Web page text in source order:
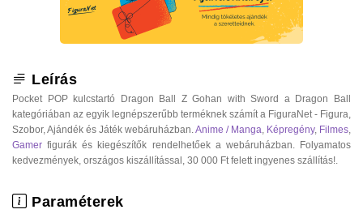
Leírás
Pocket POP kulcstartó Dragon Ball Z Gohan with Sword a Dragon Ball
kategóriában az egyik legnépszerűbb terméknek számít a FiguraNet - Figura,
Szobor, Ajándék és Játék webáruházban. Anime / Manga Képregény, Filmes
Gamer figurák és kiegészítők rendelhetőek a webáruházban. Folyamatos
kedvezmények, országos kiszállítással, 30 000 Ft felett ingyenes szállítás!.
Paraméterek